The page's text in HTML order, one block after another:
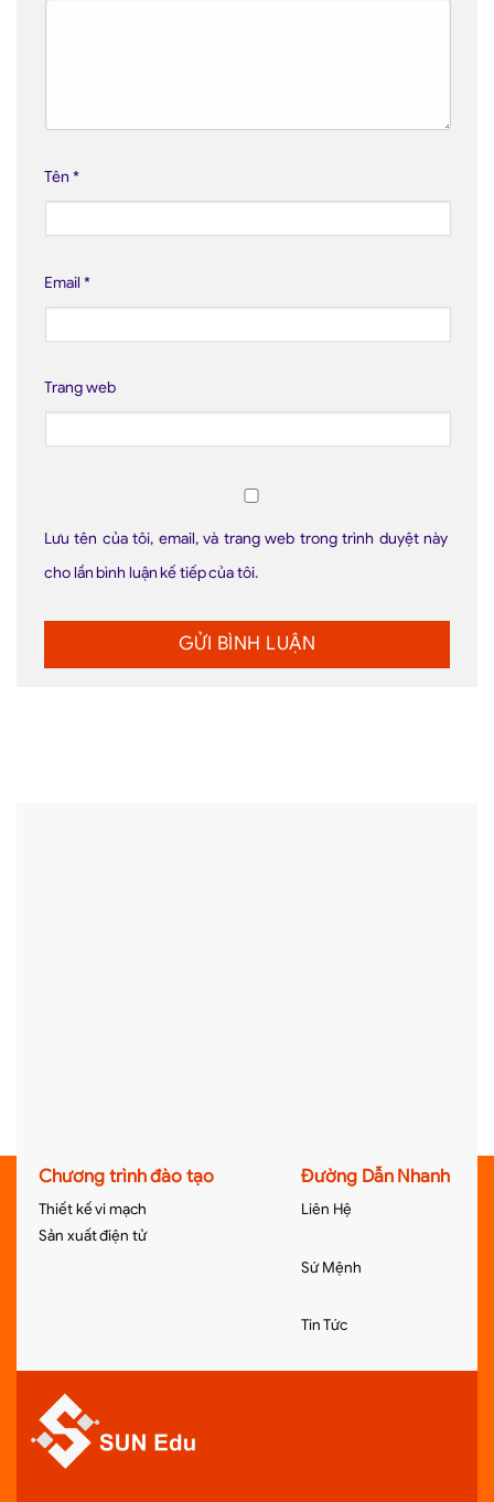
Tên *
Email *
Trang web
Lưu tên của tôi, email, và trang web trong trình duyệt này
cho lần bình luận kế tiếp của tôi.
Chương trình đào tạo
Thiết kế vi mạch
Sản xuất điện tử
Đường Dẫn Nhanh
Liên Hệ
Sứ Mệnh
Tin Tức